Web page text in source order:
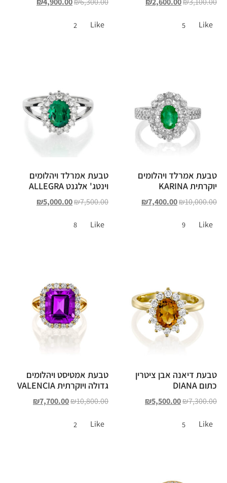
Like
5
Like
2
טבעת אמרלד ויהלומים
יוקרתית KARINA
₪10,000.00
₪7,400.00
Like
9
טבעת אמרלד ויהלומים
וינטג' אלגנט ALLEGRA
₪7,500.00
₪5,000.00
Like
8
טבעת דיאנה אבן ציטרין
כתום DIANA
₪7,300.00
₪5,500.00
Like
5
טבעת אמטיסט ויהלומים
גדולה ויוקרתית VALENCIA
₪10,800.00
₪7,700.00
Like
2